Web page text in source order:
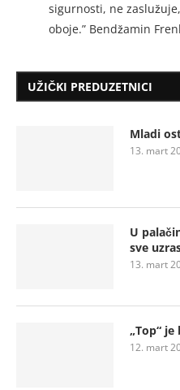
sigurnosti, ne
oboje.” Bendžamin
UŽIČKI PREDUZETNICI
Mladi
13. mart
U
sve
13. mart
„Top“
12. mart